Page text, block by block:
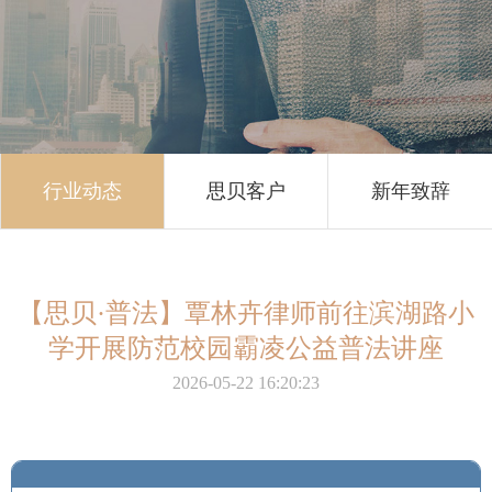
行业动态 思贝客户 新年致辞
【思贝·普法】覃林卉律师前往滨湖路小
学开展防范校园霸凌公益普法讲座
2026-05-22 16:20:23